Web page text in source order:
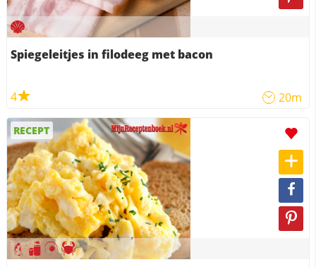
Spiegeleitjes in filodeeg met bacon
4 20m
RECEPT